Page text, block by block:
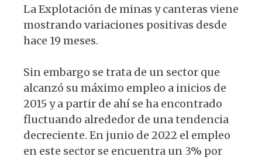
La Explotación de minas y canteras viene
mostrando variaciones positivas desde
hace 19 meses.
Sin embargo se trata de un sector que
alcanzó su máximo empleo a inicios de
2015 y a partir de ahí se ha encontrado
fluctuando alrededor de una tendencia
decreciente. En junio de 2022 el empleo
en este sector se encuentra un 3% por